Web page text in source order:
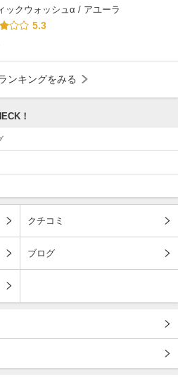
ックウォッシュα / アユーラ
5.3
ンキングをみる
！
クチコミ
ブログ